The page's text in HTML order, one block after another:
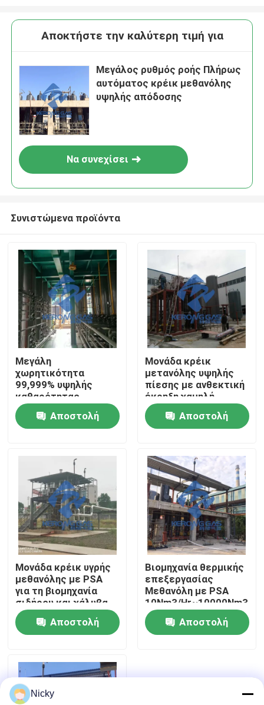
Σπίτι
Προϊόντα
Επισκεψή εργοστασίου
Έλεγχος ποιότητας
Επικοινωνήστε μαζί μας
Ειδήσεις
Ζητήστε μια προσφορά
Παραγωγοί αζώτου PSA
Γεννήτρια αζώτου υψηλής αγνότητας
Αποκτήστε την καλύτερη τιμή για
Μεγάλος ρυθμός ροής Πλήρως
αυτόματος κρέικ μεθανόλης
υψηλής απόδοσης
Να συνεχίσει
Συνιστώμενα προϊόντα
Μεγάλη
χωρητικότητα
99,999% υψηλής
καθαρότητας
Αποστολή
Μονάδα κρέικ
μετανόλης υψηλής
πίεσης με ανθεκτική
έκρηξη χαμηλή
κατανάλωση
ενέργειαςΑποστολή
Μονάδα κρέικ υγρής
μεθανόλης με PSA
για τη βιομηχανία
σιδήρου και χάλυβα
Αποστολή
Βιομηχανία θερμικής
επεξεργασίας
Μεθανόλη με PSA
10Nm3/Hr~10000Nm3/Hr
Αποστολή
Nicky